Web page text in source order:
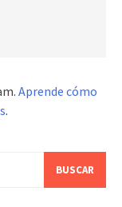
Aprende cómo
.